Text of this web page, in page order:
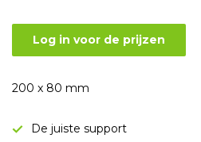
Log in voor de prijzen
200 x 80 mm
De juiste support